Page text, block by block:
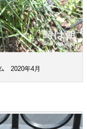
2020年4月